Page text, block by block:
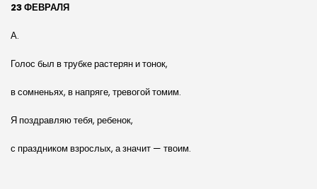
23 ФЕВРАЛЯ
А.
Голос был в трубке растерян и тонок,
в сомненьях, в напряге, тревогой томим.
Я поздравляю тебя, ребенок,
с праздником взрослых, а значит — твоим.